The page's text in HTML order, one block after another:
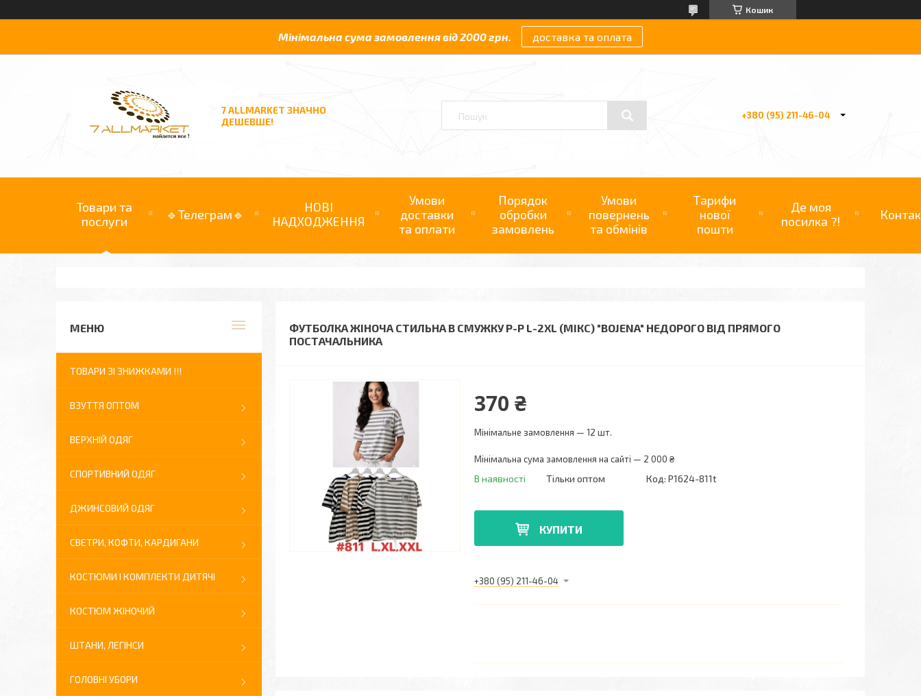
Кошик
Мінімальна сума замовлення від 2000 грн. доставка та оплата
7 ALLMARKET ЗНАЧНО
ДЕШЕВШЕ!
+380 (95) 211-46-04
Товари та
послуги
🔹Телеграм🔹
НОВІ
НАДХОДЖЕННЯ
Умови
доставки
та оплати
Порядок
обробки
замовлень
Умови
повернень
та обмінів
Тарифи
нової
пошти
Де моя
посилка ?!
ФУТБОЛКА ЖІНОЧА СТИЛЬНА В СМУЖКУ Р-Р L-2XL (МІКС) "BOJENA" НЕДОРОГО ВІД ПРЯМОГО
ПОСТАЧАЛЬНИКА
370 ₴
Мінімальне замовлення — 12 шт.
Мінімальна сума замовлення на сайті — 2 000 ₴
В наявності Тільки оптом Код: P1624-811t
КУПИТИ
+380 (95) 211-46-04
ТОВАРИ ЗІ ЗНИЖКАМИ !!!
ВЗУТТЯ ОПТОМ
ВЕРХНІЙ ОДЯГ
СПОРТИВНИЙ ОДЯГ
ДЖИНСОВИЙ ОДЯГ
СВЕТРИ, КОФТИ, КАРДИГАНИ
КОСТЮМИ І КОМПЛЕКТИ ДИТЯЧІ
КОСТЮМ ЖІНОЧИЙ
ШТАНИ, ЛЕГІНСИ
ГОЛОВНІ УБОРИ